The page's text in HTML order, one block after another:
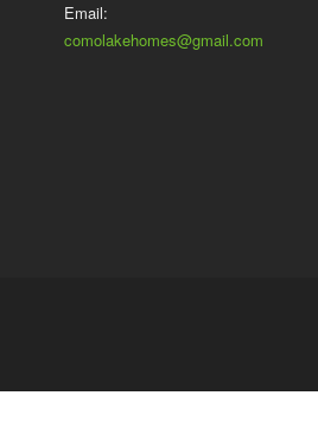
Email:
comolakehomes@gmail.com